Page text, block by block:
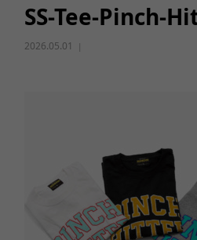
SS-Tee-Pinch-
2026.05.01